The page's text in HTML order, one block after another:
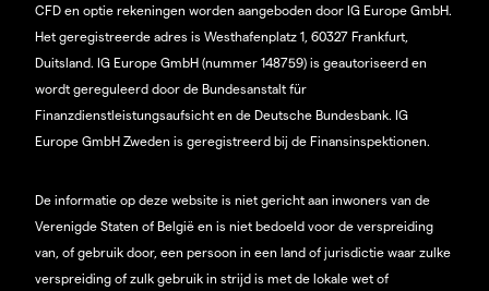
CFD en optie rekeningen worden aangeboden door IG Europe GmbH.
Het geregistreerde adres is Westhafenplatz 1, 60327 Frankfurt,
Duitsland. IG Europe GmbH (nummer 148759) is geautoriseerd en
wordt gereguleerd door de Bundesanstalt für
Finanzdienstleistungsaufsicht en de Deutsche Bundesbank. IG
Europe GmbH Zweden is geregistreerd bij de Finansinspektionen.
De informatie op deze website is niet gericht aan inwoners van de
Verenigde Staten of België en is niet bedoeld voor de verspreiding
van, of gebruik door, een persoon in een land of jurisdictie waar zulke
verspreiding of zulk gebruik in strijd is met de lokale wet of